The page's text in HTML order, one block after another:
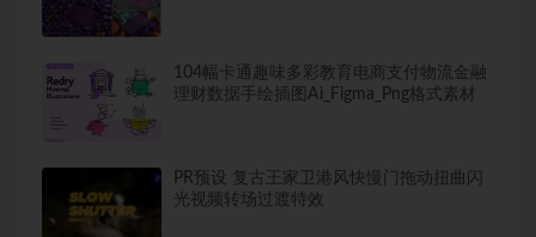
104幅卡通趣味多彩教育电商支付物流金融
理财数据手绘插图Ai_Figma_Png格式素材
PR预设 复古王家卫港风快慢门拖动扭曲闪
光视频转场过渡特效